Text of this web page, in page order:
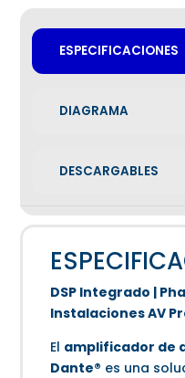
ESPECIFICACIONES
DIAGRAMA
DESCARGABLES
DSP Integrado |
Instalaciones AV
El amplificador de
Dante® es una